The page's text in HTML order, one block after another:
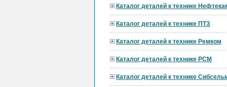
Каталог деталей к технике
Каталог деталей к технике ПТЗ
Каталог деталей к технике Ремком
Каталог деталей к технике РСМ
Каталог деталей к технике